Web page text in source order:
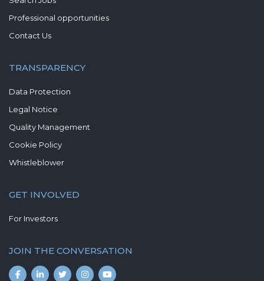
Professional opportunities
Contact Us
TRANSPARENCY
Data Protection
Legal Notice
Quality Management
Cookie Policy
Whistleblower
GET INVOLVED
For Investors
JOIN THE CONVERSATION